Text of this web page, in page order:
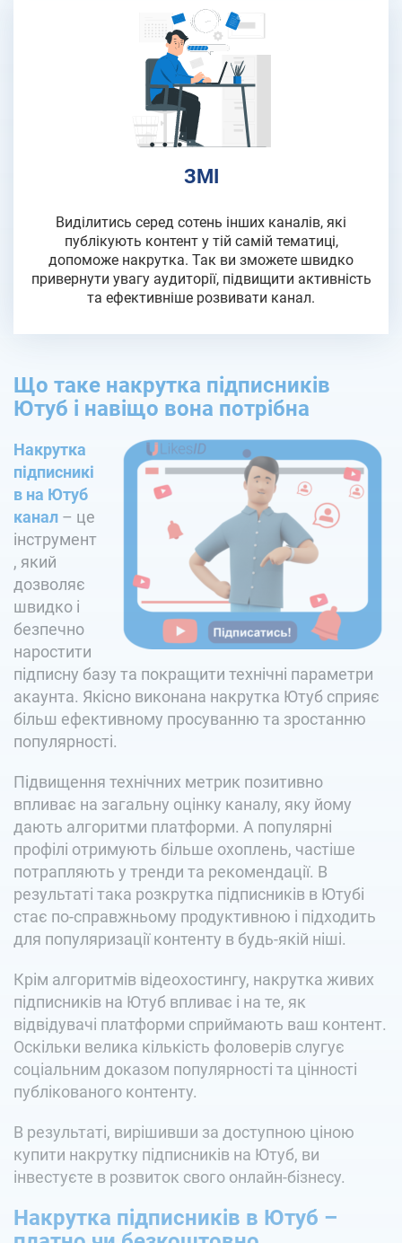
ЗМІ
Виділитись серед сотень інших каналів, які
публікують контент у тій самій тематиці,
допоможе накрутка. Так ви зможете швидко
привернути увагу аудиторії, підвищити активність
та ефективніше розвивати канал.
Що таке накрутка підписників
Ютуб і навіщо вона потрібна
Накрутка
підписникі
в на Ютуб
канал – це
інструмент
, який
дозволяє
швидко і
безпечно
наростити
підписну базу та покращити технічні параметри
акаунта. Якісно виконана накрутка Ютуб сприяє
більш ефективному просуванню та зростанню
популярності.
Підвищення технічних метрик позитивно
впливає на загальну оцінку каналу, яку йому
дають алгоритми платформи. А популярні
профілі отримують більше охоплень, частіше
потрапляють у тренди та рекомендації. В
результаті така розкрутка підписників в Ютубі
стає по-справжньому продуктивною і підходить
для популяризації контенту в будь-якій ніші.
Крім алгоритмів відеохостингу, накрутка живих
підписників на Ютуб впливає і на те, як
відвідувачі платформи сприймають ваш контент.
Оскільки велика кількість фоловерів слугує
соціальним доказом популярності та цінності
публікованого контенту.
В результаті, вирішивши за доступною ціною
купити накрутку підписників на Ютуб, ви
інвестуєте в розвиток свого онлайн-бізнесу.
Накрутка підписників в Ютуб –